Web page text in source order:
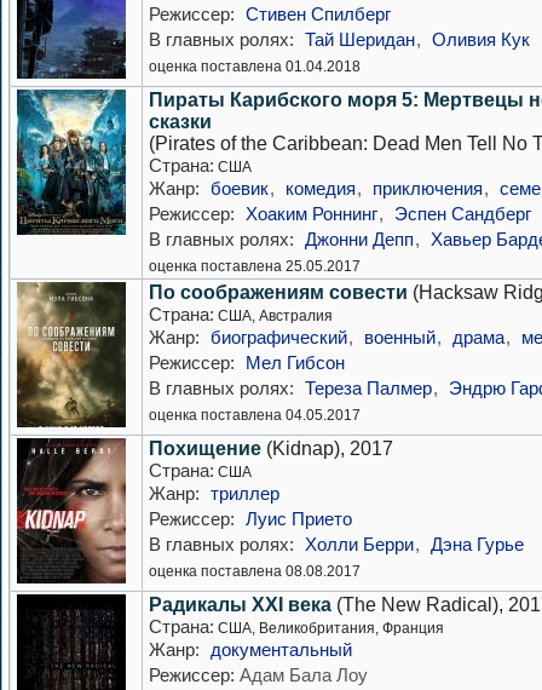
Режиссер: Стивен Спилберг
В главных ролях: Тай Шеридан, Оливия Кук
оценка поставлена 01.04.2018
Пираты Карибского моря 5: Мертвецы
сказки
(Pirates of the Caribbean: Dead Men Tell No
Страна: США
Жанр: боевик, комедия, приключения,
Режиссер: Хоаким Роннинг,
Эспен Сандберг
В главных ролях: Джонни Депп, Хавьер
оценка поставлена 25.05.2017
По соображениям совести (Hacksaw
Страна: США, Австралия
Жанр: биографический, военный, драма,
Режиссер:
Мел Гибсон
В главных ролях: Тереза Палмер, Эндрю
оценка поставлена 04.05.2017
Похищение (Kidnap), 2017
Страна: США
Жанр: триллер
Режиссер: Луис Прието
В главных ролях: Холли Берри, Дэна Гурье
оценка поставлена 08.08.2017
Радикалы XXI века (The New Radical),
Страна: США, Великобритания, Франция
Жанр:
документальный
Режиссер: Адам Бала Лоу